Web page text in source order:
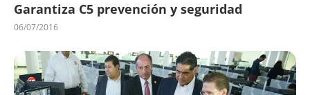
Garantiza C5 prevención y seguridad
06/07/2016